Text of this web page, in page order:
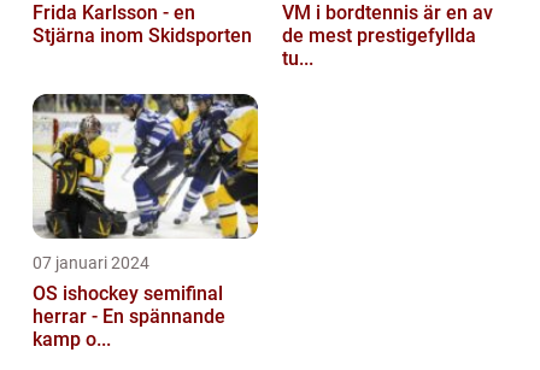
Frida Karlsson - en
Stjärna inom Skidsporten
VM i bordtennis är en av
de mest prestigefyllda
tu...
07 januari 2024
OS ishockey semifinal
herrar - En spännande
kamp o...